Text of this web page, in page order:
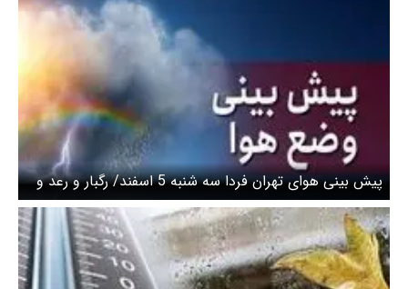
پیش بینی هوای تهران فردا سه شنبه 5 اسفند/ رگبار و رعد و
برق در برخی نقاط تهران